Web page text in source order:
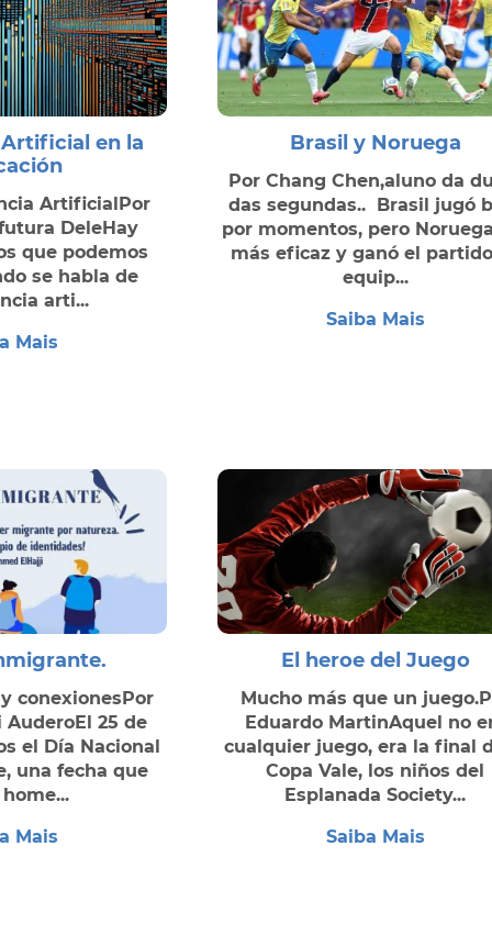
en la
ArtificialPor
DeleHay
que podemos
se habla de
arti...
Mais
Brasil y Noruega
Por Chang Chen,aluno da
das segundas.. Brasil jugó
por momentos, pero
más eficaz y ganó el
equip...
Saiba Mais
conexionesPor
AuderoEl 25 de
el Día Nacional
una fecha que
Mais
El heroe del Juego
Mucho más que un
Eduardo MartinAquel no
cualquier juego, era la final
Copa Vale, los niños del
Esplanada Society...
Saiba Mais